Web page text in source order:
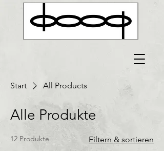
Start All Products
Alle Produkte
12 Produkte Filtern & sortieren